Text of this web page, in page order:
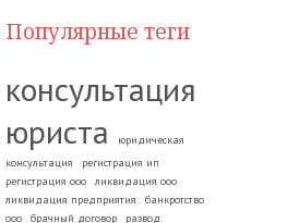
Популярные теги
консультация
юриста
юридическая
консультация
регистрация ип
регистрация ооо
ликвидация ооо
ликвидация предприятия
банкротство
ооо
брачный договор
развод.